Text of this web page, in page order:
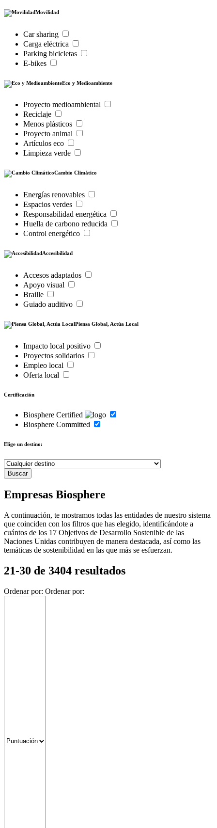
Movilidad
Car sharing
Carga eléctrica
Parking bicicletas
E-bikes
Eco y Medioambiente
Proyecto medioambiental
Reciclaje
Menos plásticos
Proyecto animal
Artículos eco
Limpieza verde
Cambio Climático
Energías renovables
Espacios verdes
Responsabilidad energética
Huella de carbono reducida
Control energético
Accesibilidad
Accesos adaptados
Apoyo visual
Braille
Guiado auditivo
Piensa Global, Actúa Local
Impacto local positivo
Proyectos solidarios
Empleo local
Oferta local
Certificación
Biosphere Certified
Biosphere Committed
Elige un destino:
Empresas Biosphere
A continuación, te mostramos todas las entidades de nuestro sistema
que coinciden con los filtros que has elegido, identificándote a
cuántos de los 17 Objetivos de Desarrollo Sostenible de las
Naciones Unidas contribuyen de manera destacada, así como las
temáticas de sostenibilidad en las que más se esfuerzan.
21-30 de 3404 resultados
Ordenar por: Ordenar por: